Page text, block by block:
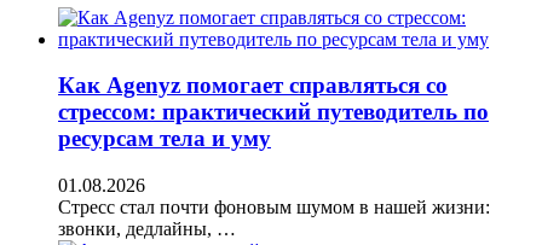
Как Agenyz помогает справляться со
стрессом: практический путеводитель по
ресурсам тела и уму
01.08.2026
Стресс стал почти фоновым шумом в нашей жизни:
звонки, дедлайны, …